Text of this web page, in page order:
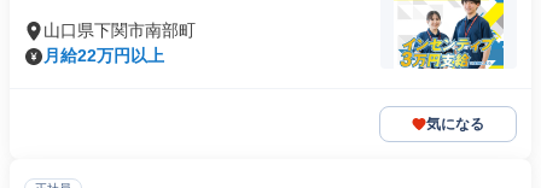
山口県下関市南部町
月給22万円以上
気になる